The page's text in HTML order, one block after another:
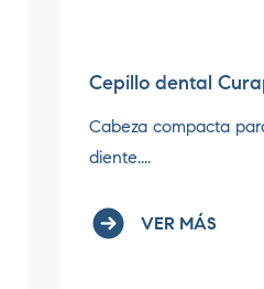
Cepillo dental
Cabeza compacta
diente....
VER MÁS